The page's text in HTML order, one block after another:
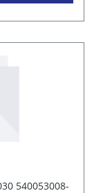
540053008-